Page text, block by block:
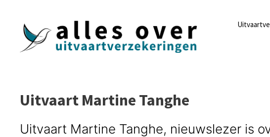
Uitvaart Martine Tanghe
Uitvaart Martine Tanghe, nieuwslezer is